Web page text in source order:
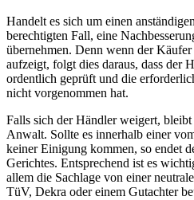
Handelt es sich um einen
berechtigten Fall, eine
übernehmen. Denn wenn der
aufzeigt, folgt dies daraus, dass der
ordentlich geprüft und die
nicht vorgenommen hat.
Falls sich der Händler weigert,
Anwalt. Sollte es innerhalb einer
keiner Einigung kommen, so endet
Gerichtes. Entsprechend ist es
allem die Sachlage von einer
TüV, Dekra oder einem Gutachter